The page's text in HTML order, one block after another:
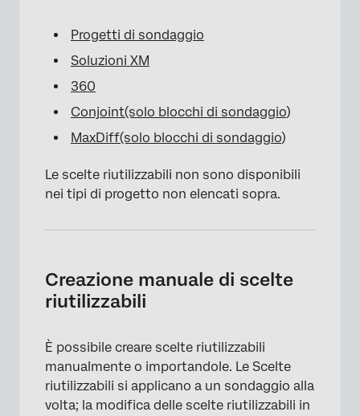
Progetti di sondaggio
Soluzioni XM
360
Conjoint(solo blocchi di sondaggio)
MaxDiff(solo blocchi di sondaggio)
Le scelte riutilizzabili non sono disponibili
nei tipi di progetto non elencati sopra.
Creazione manuale di scelte
riutilizzabili
È possibile creare scelte riutilizzabili
manualmente o importandole. Le Scelte
riutilizzabili si applicano a un sondaggio alla
volta; la modifica delle scelte riutilizzabili in